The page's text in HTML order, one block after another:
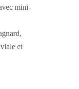
mini-
et